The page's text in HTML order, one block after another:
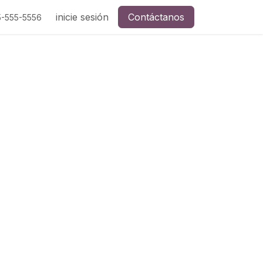
555-5556 inicie sesión Contáctanos